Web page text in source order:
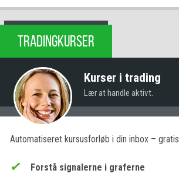
TRADINGKURSER
Kurser i trading
Lær at handle aktivt.
Automatiseret kursusforløb i din inbox – gratis
Forstå signalerne i graferne